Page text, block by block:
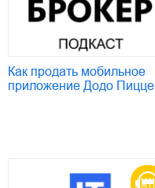
Как продать мобильное
приложение Додо Пицце